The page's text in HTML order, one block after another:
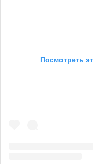
Посмотреть